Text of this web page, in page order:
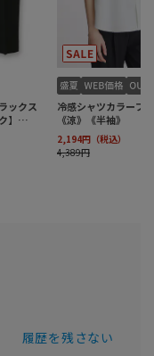
履歴を残さない